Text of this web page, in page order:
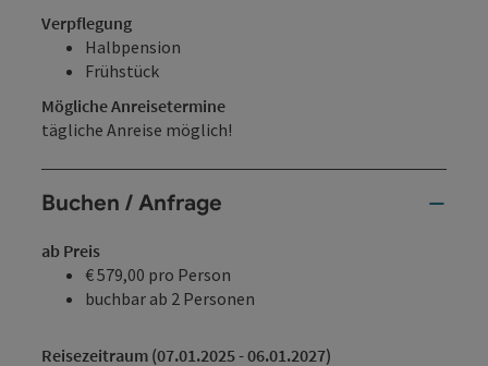
Verpflegung
Halbpension
Frühstück
Mögliche Anreisetermine
tägliche Anreise möglich!
Buchen / Anfrage
ab Preis
€ 579,00 pro Person
buchbar ab 2 Personen
Reisezeitraum (07.01.2025 - 06.01.2027)